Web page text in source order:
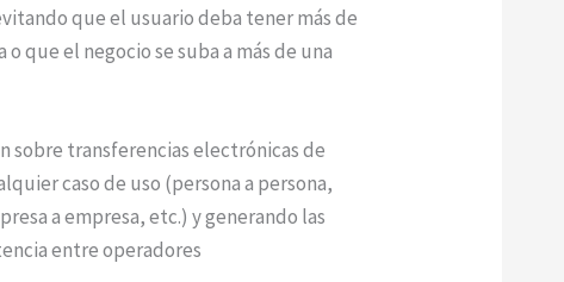
que el usuario deba tener más de
que el negocio se suba a más de una
sobre transferencias electrónicas de
caso de uso (persona a persona,
a empresa, etc.) y generando las
entre operadores